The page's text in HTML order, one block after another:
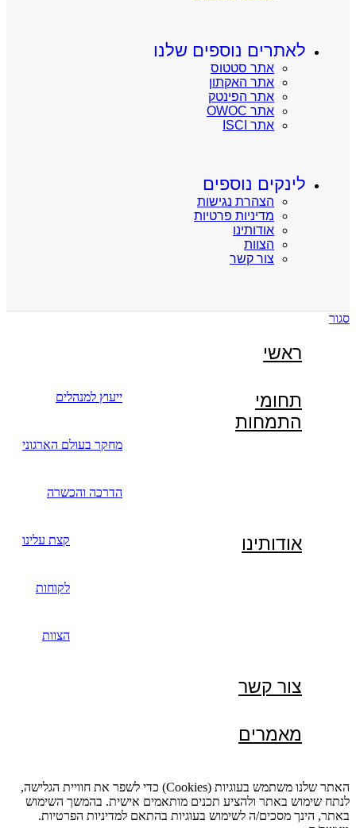
לאתרים נוספים שלנו
אתר סטטוס
אתר האקתון
אתר הפינטק
אתר OWOC
אתר ISCI
לינקים נוספים
הצהרת נגישות
מדיניות פרטיות
אודותינו
הצוות
צור קשר
סגור
ראשי
תחומי
התמחות
ייעוץ למנהלים
מחקר בעולם הארגוני
הדרכה והכשרה
אודותינו קצת עלינו
לקוחות
הצוות
צור קשר
מאמרים
האתר שלנו משתמש בעוגיות (Cookies) כדי לשפר את חוויית הגלישה,
לנתח שימוש באתר ולהציע תכנים מותאמים אישית. בהמשך השימוש
באתר, הינך מסכים/ה לשימוש בעוגיות בהתאם למדיניות הפרטיות.